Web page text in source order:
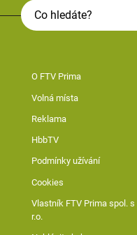
O FTV Prima
Volná místa
Reklama
HbbTV
Podmínky užívání
Cookies
Vlastník FTV Prima spol. s
r.o.